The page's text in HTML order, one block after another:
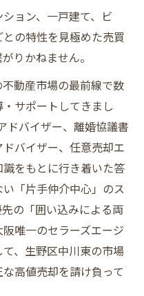
ョン、一戸建て、ビ
の特性を見極めた売買
りかねません。
動産市場の最前線で数
サポートしてきまし
ドバイザー、離婚協議書
バイザー、任意売却エ
をもとに行き着いた答
「片手仲介中心」のス
の「囲い込みによる両
唯一のセラーズエージ
、生野区中川東の市場
高値売却を請け負って